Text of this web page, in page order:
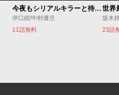
今夜もシリアルキラーと待ち合わせ
伊口紺/中村優児
11話無料
坂木
23話